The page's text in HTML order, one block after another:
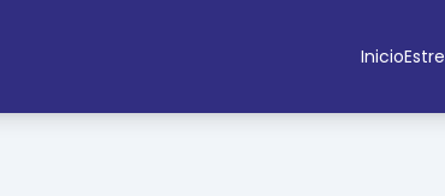
Inicio